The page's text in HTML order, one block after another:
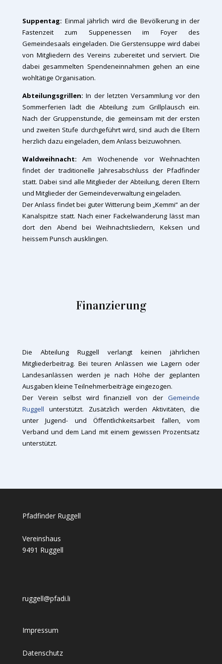
Suppentag: Einmal jährlich wird die Bevölkerung in der
Fastenzeit zum Suppenessen im Foyer des
Gemeindesaals eingeladen. Die Gerstensuppe wird dabei
von Mitgliedern des Vereins zubereitet und serviert. Die
dabei gesammelten Spendeneinnahmen gehen an eine
wohltätige Organisation.
Abteilungsgrillen: In der letzten Versammlung vor den
Sommerferien lädt die Abteilung zum Grillplausch ein.
Nach der Gruppenstunde, die gemeinsam mit der ersten
und zweiten Stufe durchgeführt wird, sind auch die Eltern
herzlich dazu eingeladen, dem Anlass beizuwohnen.
Waldweihnacht: Am Wochenende vor Weihnachten
findet der traditionelle Jahresabschluss der Pfadfinder
statt. Dabei sind alle Mitglieder der Abteilung, deren Eltern
und Mitglieder der Gemeindeverwaltung eingeladen.
Der Anlass findet bei guter Witterung beim „Kemmi“ an der
Kanalspitze statt. Nach einer Fackelwanderung lässt man
dort den Abend bei Weihnachtsliedern, Keksen und
heissem Punsch ausklingen.
Finanzierung
Die Abteilung Ruggell verlangt keinen jährlichen
Mitgliederbeitrag. Bei teuren Anlässen wie Lagern oder
Landesanlässen werden je nach Höhe der geplanten
Ausgaben kleine Teilnehmerbeiträge eingezogen.
Der Verein selbst wird finanziell von derGemeinde
Ruggell unterstützt. Zusätzlich werden Aktivitäten, die
unter Jugend- und Öffentlichkeitsarbeit fallen, vom
Verband und dem Land mit einem gewissen Prozentsatz
unterstützt.
Pfadfinder Ruggell
Vereinshaus
9491 Ruggell
ruggell@pfadi.li
Impressum
Datenschutz